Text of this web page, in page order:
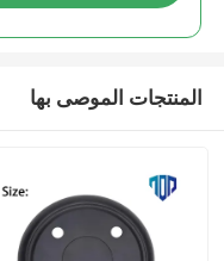
المنتجات الموصى بها